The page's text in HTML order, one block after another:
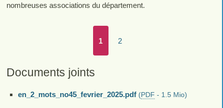
nombreuses associations du département.
1 2
Documents joints
en_2_mots_no45_fevrier_2025.pdf (PDF - 1.5 Mio)